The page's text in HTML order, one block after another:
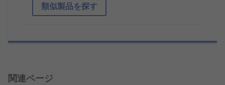
類似製品を探す
関連ページ